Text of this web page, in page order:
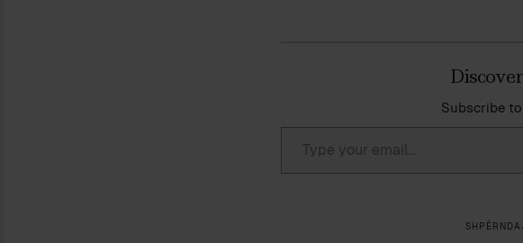
Subscribe
Type your email…